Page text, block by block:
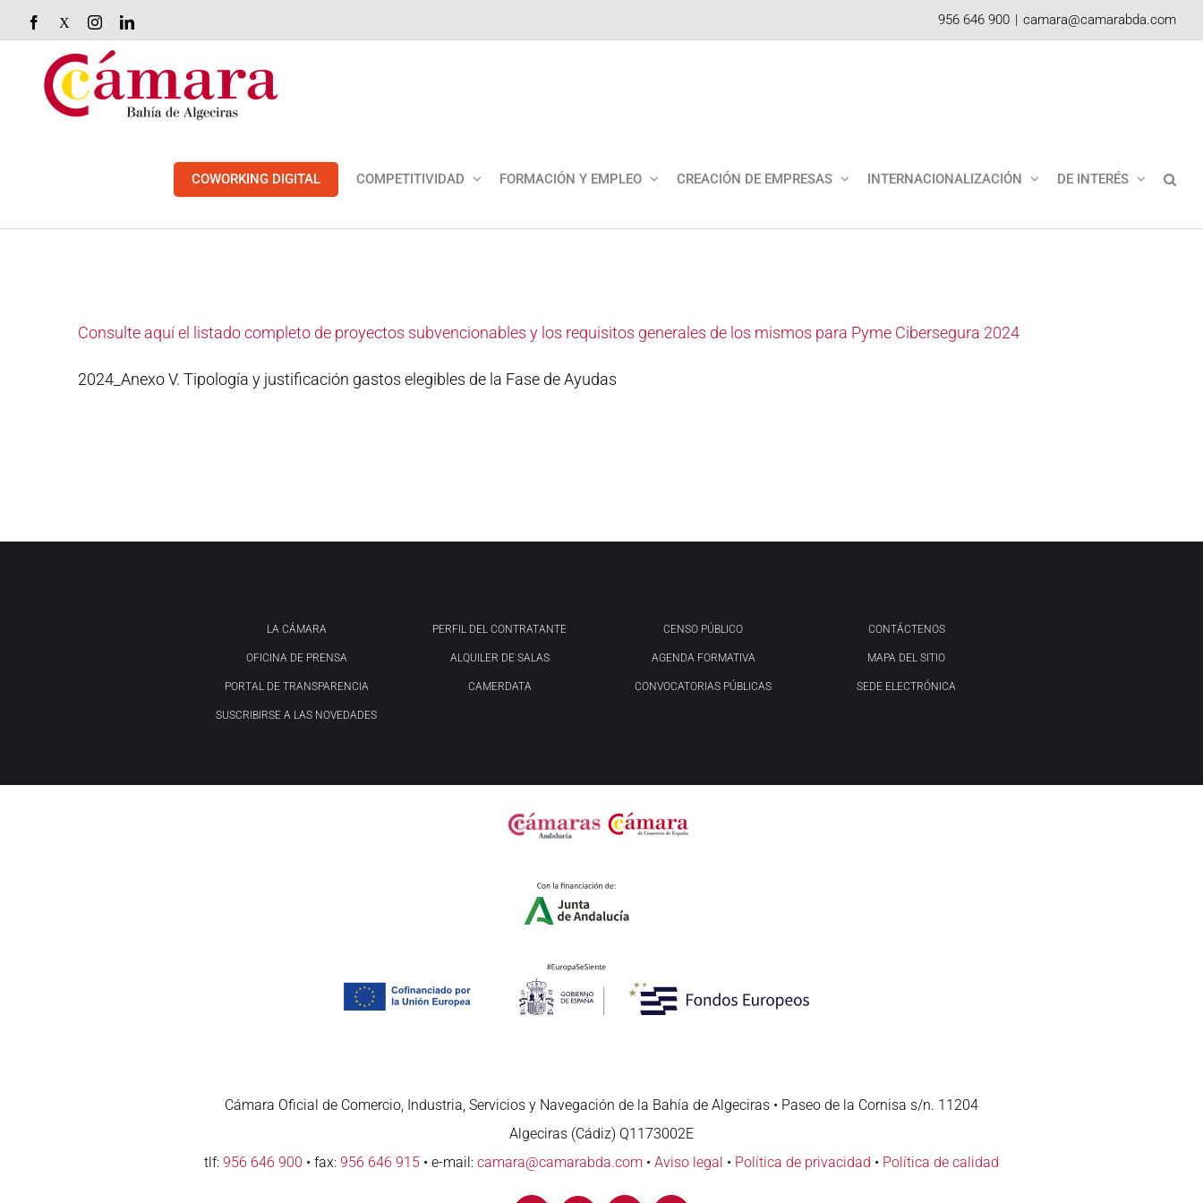
Saltar
al
contenido
Facebook InstagramLinkedIn 956 646 900 | camara@camarabda.com
COWORKING DIGITAL COMPETITIVIDAD FORMACIÓN Y EMPLEO CREACIÓN DE EMPRESAS INTERNACIONALIZACIÓN DE INTERÉS
Consulte aquí el listado completo de proyectos subvencionables y los requisitos generales de los mismos para Pyme Cibersegura 2024
2024_Anexo V. Tipología y justificación gastos elegibles de la Fase de Ayudas
LA CÁMARA
OFICINA DE PRENSA
PORTAL DE TRANSPARENCIA
SUSCRIBIRSE A LAS NOVEDADES
PERFIL DEL CONTRATANTE
ALQUILER DE SALAS
CAMERDATA
CENSO PÚBLICO
AGENDA FORMATIVA
CONVOCATORIAS PÚBLICAS
CONTÁCTENOS
MAPA DEL SITIO
SEDE ELECTRÓNICA
Cámara Oficial de Comercio, Industria, Servicios y Navegación de la Bahía de Algeciras • Paseo de la Cornisa s/n. 11204
Algeciras (Cádiz) Q1173002E
tlf: 956 646 900 • fax: 956 646 915 • e-mail: camara@camarabda.com • Aviso legal • Política de privacidad • Política de calidad